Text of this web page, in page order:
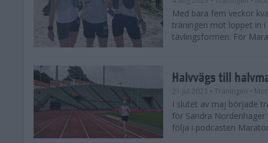
Med bara fem veckor
träningen mot loppet in
tävlingsformen. För
Halvvägs till
21 jul 2023 • Träningen •
I slutet av maj började
för Sandra
följa i podcasten